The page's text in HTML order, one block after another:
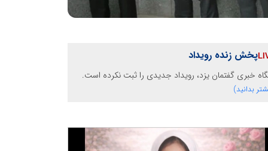
پخش زنده رویداد
خبری گفتمان یزد، رویداد جدیدی را ثبت نکرده است.
بدانید)